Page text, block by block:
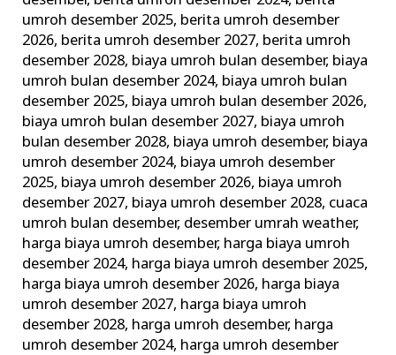
umroh desember 2025, berita umroh desember
2026, berita umroh desember 2027, berita umroh
desember 2028, biaya umroh bulan desember, biaya
umroh bulan desember 2024, biaya umroh bulan
desember 2025, biaya umroh bulan desember 2026,
biaya umroh bulan desember 2027, biaya umroh
bulan desember 2028, biaya umroh desember, biaya
umroh desember 2024, biaya umroh desember
2025, biaya umroh desember 2026, biaya umroh
desember 2027, biaya umroh desember 2028, cuaca
umroh bulan desember, desember umrah weather,
harga biaya umroh desember, harga biaya umroh
desember 2024, harga biaya umroh desember 2025,
harga biaya umroh desember 2026, harga biaya
umroh desember 2027, harga biaya umroh
desember 2028, harga umroh desember, harga
umroh desember 2024, harga umroh desember